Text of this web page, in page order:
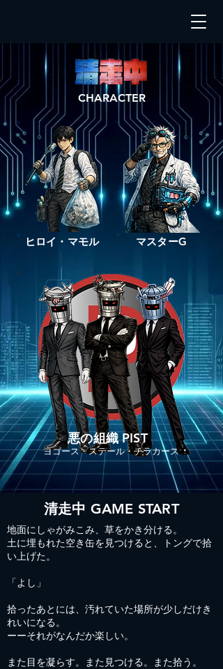
CHARACTER
​ヒロイ・マモル ​マスターG
​悪の組織 PIST
ヨゴース・ステール・チラカース
清走中 GAME START
地面にしゃがみこみ、草をかき分ける。
土に埋もれた空き缶を見つけると、トングで拾
い上げた。
「よし」
拾ったあとには、汚れていた場所が少しだけき
れいになる。
ーーそれがなんだか楽しい。
また目を凝らす。また見つける。また拾う。